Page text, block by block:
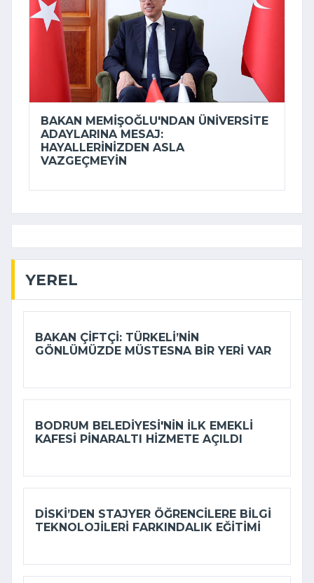
BAKAN MEMIŞOĞLU'NDAN ÜNIVERSITE
ADAYLARINA MESAJ:
HAYALLERINIZDEN ASLA
VAZGEÇMEYIN
YEREL
BAKAN ÇIFTÇI: TÜRKELI’NIN
GÖNLÜMÜZDE MÜSTESNA BIR YERI VAR
BODRUM BELEDIYESI'NIN ILK EMEKLI
KAFESI PINARALTI HIZMETE AÇILDI
DİSKİ’DEN STAJYER ÖĞRENCILERE BILGI
TEKNOLOJILERI FARKINDALIK EĞITIMI